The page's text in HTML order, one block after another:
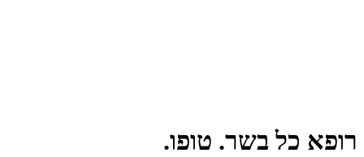
רופא כל בשר. טופו.